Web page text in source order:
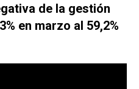
de la gestión
en marzo al 59,2%